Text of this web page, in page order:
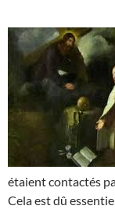
étaient contactés
Cela est dû